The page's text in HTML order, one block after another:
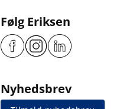
Følg Eriksen
Nyhedsbrev